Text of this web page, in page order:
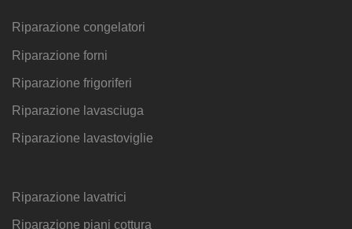
Riparazione congelatori
Riparazione forni
Riparazione frigoriferi
Riparazione lavasciuga
Riparazione lavastoviglie
Riparazione lavatrici
Riparazione piani cottura